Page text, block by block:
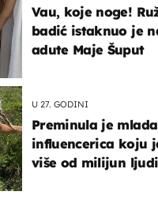
Vau, koje noge!
badić istaknuo je
adute Maje Šuput
U 27. GODINI
Preminula je mlada
influencerica koju
više od milijun